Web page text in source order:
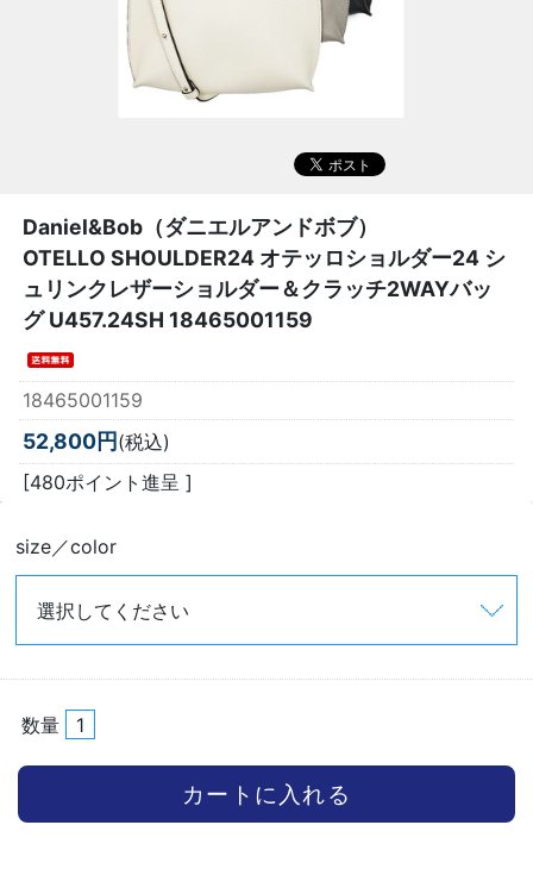
Daniel&Bob（ダニエルアンドボブ）
OTELLO SHOULDER24 オテッロショルダー24 シ
ュリンクレザーショルダー＆クラッチ2WAYバッ
グ U457.24SH 18465001159
18465001159
52,800円(税込)
[480ポイント進呈 ]
size／color
数量